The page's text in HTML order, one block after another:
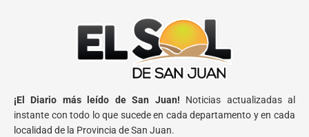
¡El Diario más leído de San Juan! Noticias actualizadas al
instante con todo lo que sucede en cada departamento y en cada
localidad de la Provincia de San Juan.